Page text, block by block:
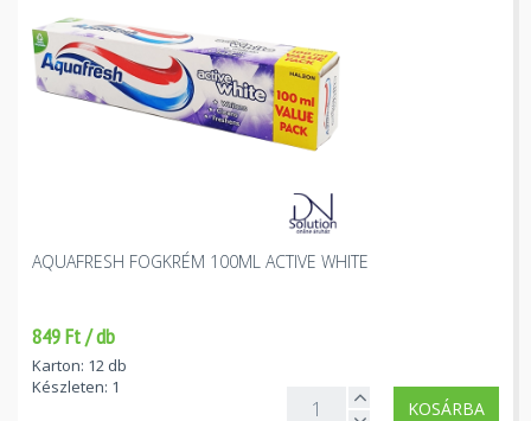
AQUAFRESH FOGKRÉM 100ML ACTIVE WHITE
849 Ft / db
Karton: 12 db
Készleten: 1
KOSÁRBA